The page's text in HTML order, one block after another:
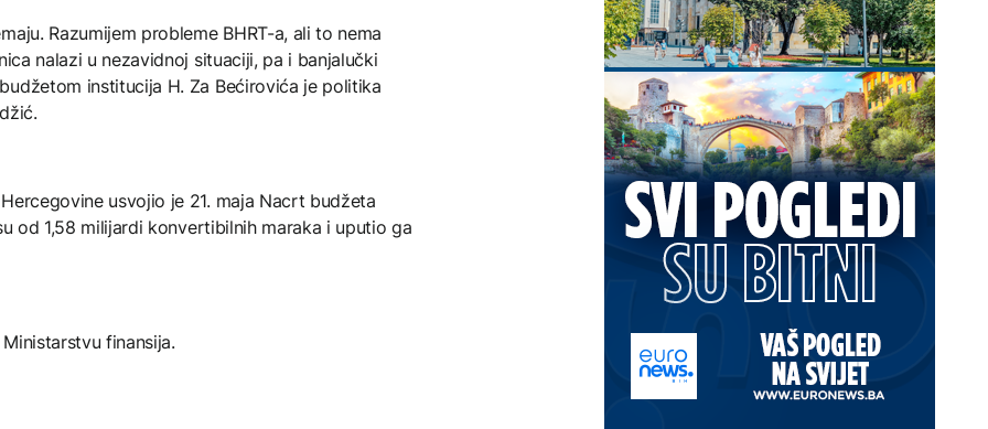
Razumijem probleme BHRT-a, ali to nema
nalazi u nezavidnoj situaciji, pa i banjalučki
institucija H. Za Bećirovića je politika
usvojio je 21. maja Nacrt budžeta
od 1,58 milijardi konvertibilnih maraka i uputio ga
finansija.